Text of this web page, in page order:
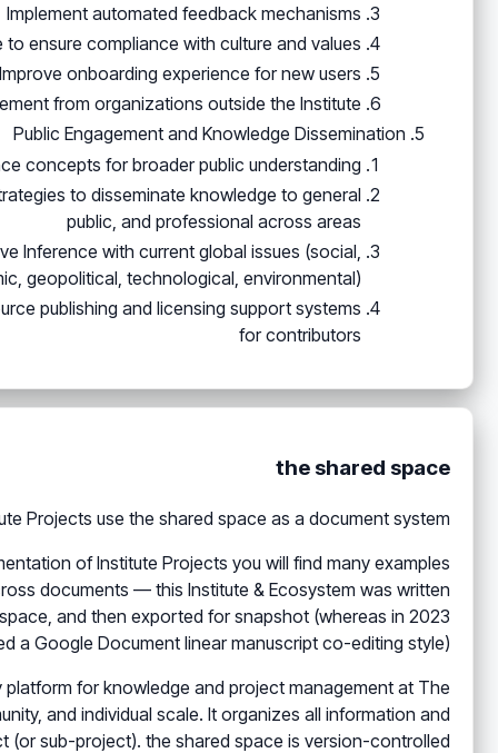
Implement automated feedback mechanisms
ensure compliance with culture and values
onboarding experience for new users
from organizations outside the Institute
Public Engagement and Knowledge Dissemination
concepts for broader public understanding
to disseminate knowledge to general
public, and professional across areas
Inference with current global issues (social,
geopolitical, technological, environmental)
publishing and licensing support systems
for contributors
the shared space
Projects use the shared space as a document system.
of Institute Projects you will find many examples
documents — this Institute & Ecosystem was written
and then exported for snapshot (whereas in 2023
a Google Document linear manuscript co-editing style).
for knowledge and project management at The
and individual scale. It organizes all information and
(or sub-project). the shared space is version-controlled